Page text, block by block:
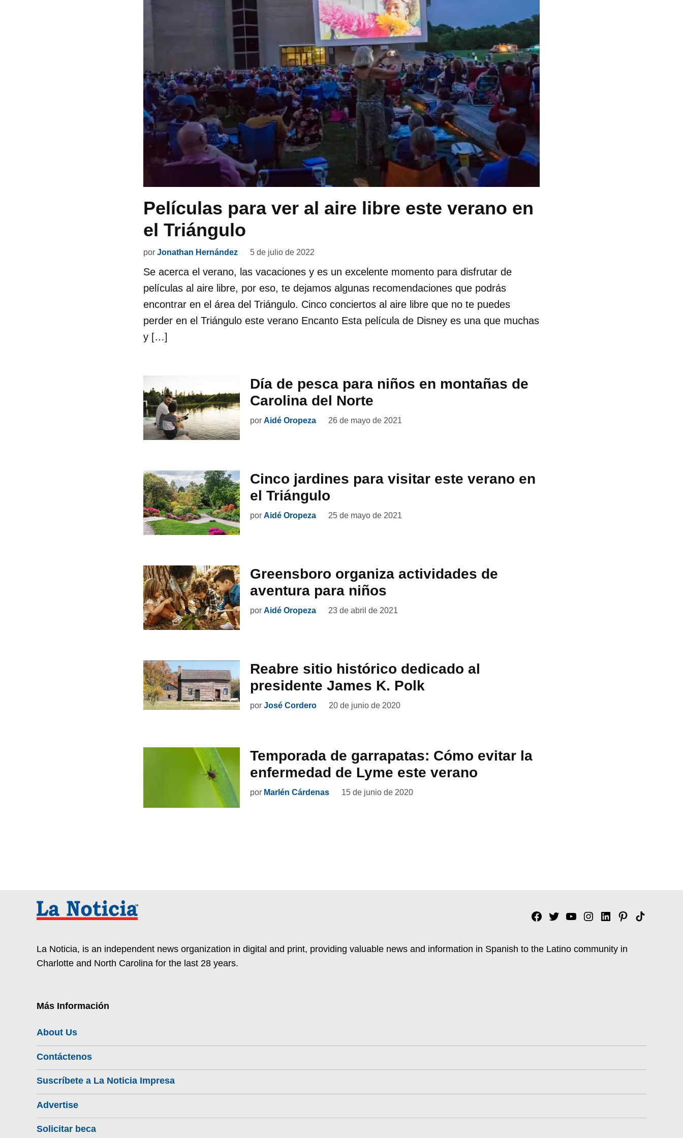
Películas para ver al aire libre este verano en
el Triángulo
por Jonathan Hernández 5 de julio de 2022
Se acerca el verano, las vacaciones y es un excelente momento para disfrutar de
películas al aire libre, por eso, te dejamos algunas recomendaciones que podrás
encontrar en el área del Triángulo. Cinco conciertos al aire libre que no te puedes
perder en el Triángulo este verano Encanto Esta película de Disney es una que muchas
y […]
Día de pesca para niños en montañas de
Carolina del Norte
por Aidé Oropeza 26 de mayo de 2021
Cinco jardines para visitar este verano en
el Triángulo
por Aidé Oropeza 25 de mayo de 2021
Greensboro organiza actividades de
aventura para niños
por Aidé Oropeza 23 de abril de 2021
Reabre sitio histórico dedicado al
presidente James K. Polk
por José Cordero 20 de junio de 2020
Temporada de garrapatas: Cómo evitar la
enfermedad de Lyme este verano
por Marlén Cárdenas 15 de junio de 2020
Facebook
TwitterYouTubeInstagram
Linkedin
Pinterest
Tik
La Noticia, is an independent news organization in digital and print, providing valuable news and information in Spanish to the Latino community in
Charlotte and North Carolina for the last 28 years.
Más Información
About Us
Contáctenos
Suscríbete a La Noticia Impresa
Advertise
Solicitar beca